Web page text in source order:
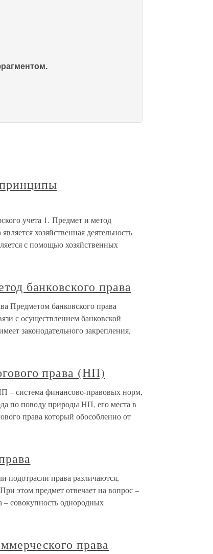
учета 1. Предмет и метод
хозяйственная деятельность
с помощью хозяйственных
банковского права
Предметом банковского права
с осуществлением банковской
законодательного закрепления,
права (НП)
– система финансово-правовых норм,
по поводу природы НП, его места в
права который обособленно от
подотрасли права различаются,
этом предмет отвечает на вопрос –
– совокупность однородных
права